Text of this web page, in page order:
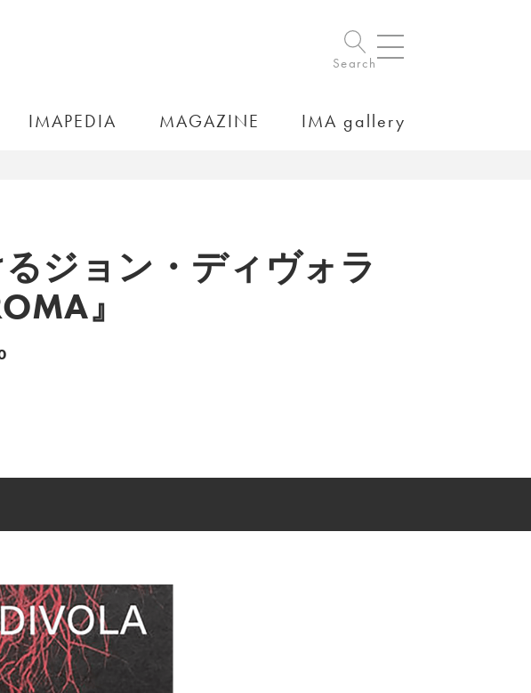
Search
IMAPEDIA MAGAZINE IMA gallery
ジョン・ディヴォラ
』